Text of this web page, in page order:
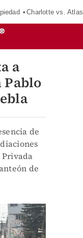
Charlotte vs. Atlas
a
Pablo
de
de